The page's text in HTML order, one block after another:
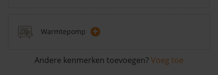
Warmtepomp +
Andere kenmerken toevoegen? Voeg toe